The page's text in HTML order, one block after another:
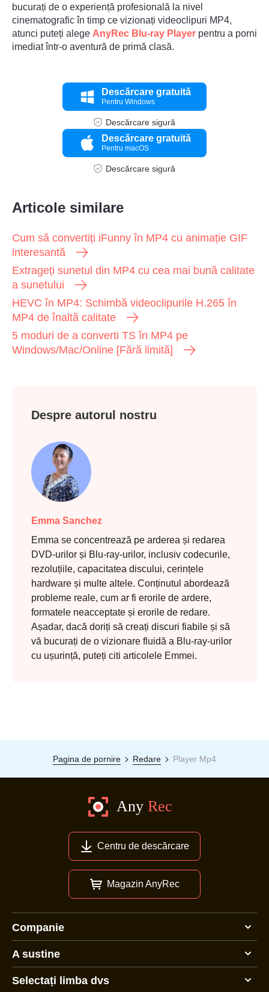
bucurați de o experiență profesională la nivel
cinematografic în timp ce vizionați videoclipuri MP4,
atunci puteți alege AnyRec Blu-ray Player pentru a porni
imediat într-o aventură de primă clasă.
Descărcare gratuită
Pentru Windows
Descărcare sigură
Descărcare gratuită
Pentru macOS
Descărcare sigură
Articole similare
Cum să convertiți iFunny în MP4 cu animație GIF
interesantă
Extrageți sunetul din MP4 cu cea mai bună calitate
a sunetului
HEVC în MP4: Schimbă videoclipurile H.265 în
MP4 de înaltă calitate
5 moduri de a converti TS în MP4 pe
Windows/Mac/Online [Fără limită]
Despre autorul nostru
Emma Sanchez
Emma se concentrează pe arderea și redarea
DVD-urilor și Blu-ray-urilor, inclusiv codecurile,
rezoluțiile, capacitatea discului, cerințele
hardware și multe altele. Conținutul abordează
probleme reale, cum ar fi erorile de ardere,
formatele neacceptate și erorile de redare.
Așadar, dacă doriți să creați discuri fiabile și să
vă bucurați de o vizionare fluidă a Blu-ray-urilor
cu ușurință, puteți citi articolele Emmei.
Pagina de pornire Redare Player Mp4
Centru de descărcare
Magazin AnyRec
Companie
A sustine
Selectați limba dvs